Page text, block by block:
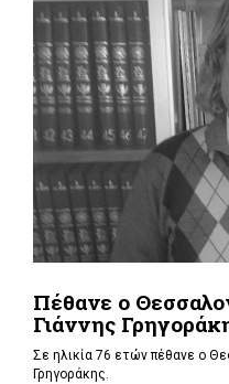
Πέθανε ο
Γιάννης
Σε ηλικία 76 ετών πέθανε ο
Γρηγοράκης.